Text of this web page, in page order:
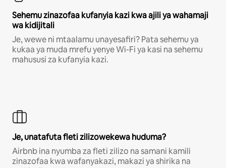
Sehemu zinazofaa kufanyia kazi kwa ajili ya wahamaji
wa kidijitali
Je, wewe ni mtaalamu unayesafiri? Pata sehemu ya
kukaa ya muda mrefu yenye Wi-Fi ya kasi na sehemu
mahususi za kufanyia kazi.
Je, unatafuta fleti zilizowekewa huduma?
Airbnb ina nyumba za fleti zilizo na samani kamili
zinazofaa kwa wafanyakazi, makazi ya shirika na